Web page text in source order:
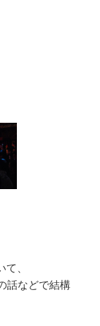
、
話などで結構